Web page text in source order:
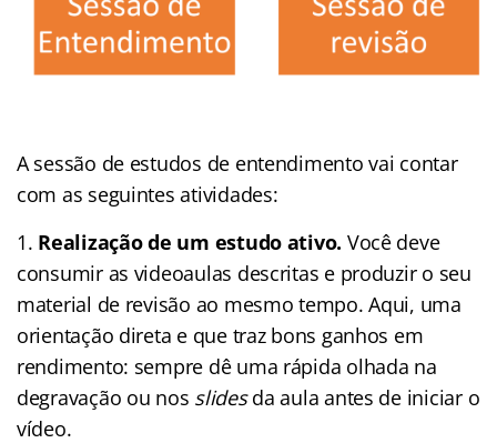
A sessão de estudos de entendimento vai contar
com as seguintes atividades:
Realização de um estudo ativo. Você deve
consumir as videoaulas descritas e produzir o seu
material de revisão ao mesmo tempo. Aqui, uma
orientação direta e que traz bons ganhos em
rendimento: sempre dê uma rápida olhada na
degravação ou nos slidesda aula antes de iniciar o
vídeo.